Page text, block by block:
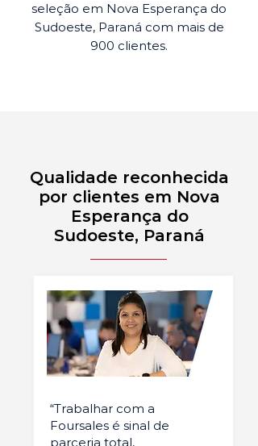
seleção em Nova Esperança do
Sudoeste, Paraná com mais de
900 clientes.
Qualidade reconhecida
por clientes em Nova
Esperança do
Sudoeste, Paraná
“Trabalhar com a
Foursales é sinal de
parceria total,